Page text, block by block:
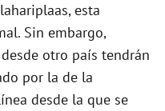
esta
Sin embargo,
otro país tendrán
por la de la
desde la que se